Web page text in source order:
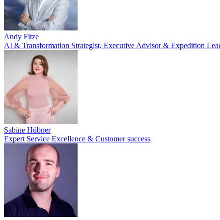
Andy Fitze
AI & Transformation Strategist, Executive Advisor & Expedition
Sabine Hübner
Expert Service Excellence & Customer success